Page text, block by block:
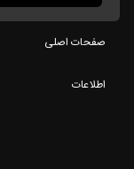
صفحات اصلی
اطلاعات